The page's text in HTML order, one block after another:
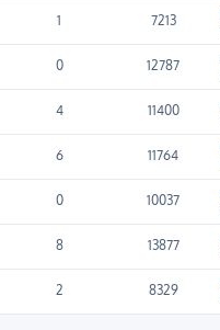
1 7213
0 12787
4 11400
6 11764
0 10037
8 13877
2 8329